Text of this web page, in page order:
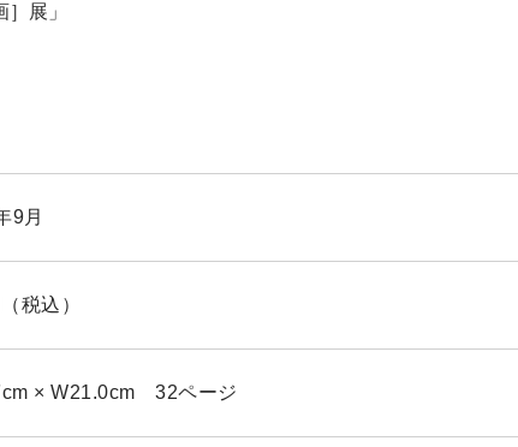
展」
9月
税込）
× W21.0cm 32ページ